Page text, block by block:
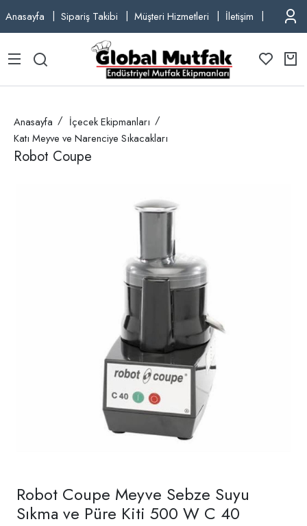
Anasayfa Sipariş Takibi Müşteri Hizmetleri İletişim TEL:
Anasayfa
İçecek Ekipmanları
Katı Meyve ve Narenciye Sıkacakları
Robot Coupe
Robot Coupe Meyve Sebze Suyu
Sıkma ve Püre Kiti 500 W C 40